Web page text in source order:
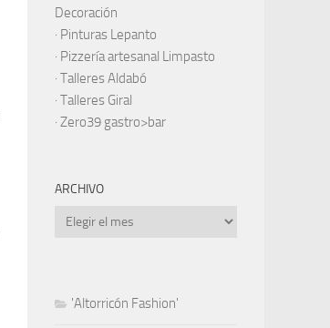
Decoración
· Pinturas Lepanto
· Pizzería artesanal Limpasto
· Talleres Aldabó
· Talleres Giral
· Zero39 gastro>bar
ARCHIVO
Archivo
'Altorricón Fashion'